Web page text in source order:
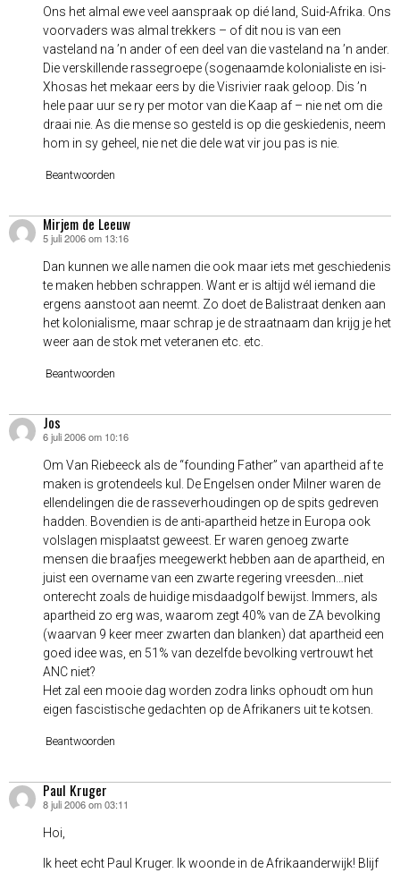
Ons het almal ewe veel aanspraak op dié land, Suid-Afrika. Ons
voorvaders was almal trekkers – of dit nou is van een
vasteland na ’n ander of een deel van die vasteland na ’n ander.
Die verskillende rassegroepe (sogenaamde kolonialiste en isi-
Xhosas het mekaar eers by die Visrivier raak geloop. Dis ’n
hele paar uur se ry per motor van die Kaap af – nie net om die
draai nie. As die mense so gesteld is op die geskiedenis, neem
hom in sy geheel, nie net die dele wat vir jou pas is nie.
Beantwoorden
Mirjem de Leeuw
schreef:
5 juli 2006 om 13:16
Dan kunnen we alle namen die ook maar iets met geschiedenis
te maken hebben schrappen. Want er is altijd wél iemand die
ergens aanstoot aan neemt. Zo doet de Balistraat denken aan
het kolonialisme, maar schrap je de straatnaam dan krijg je het
weer aan de stok met veteranen etc. etc.
Beantwoorden
Jos
schreef:
6 juli 2006 om 10:16
Om Van Riebeeck als de “founding Father” van apartheid af te
maken is grotendeels kul. De Engelsen onder Milner waren de
ellendelingen die de rasseverhoudingen op de spits gedreven
hadden. Bovendien is de anti-apartheid hetze in Europa ook
volslagen misplaatst geweest. Er waren genoeg zwarte
mensen die braafjes meegewerkt hebben aan de apartheid, en
juist een overname van een zwarte regering vreesden…niet
onterecht zoals de huidige misdaadgolf bewijst. Immers, als
apartheid zo erg was, waarom zegt 40% van de ZA bevolking
(waarvan 9 keer meer zwarten dan blanken) dat apartheid een
goed idee was, en 51% van dezelfde bevolking vertrouwt het
ANC niet?
Het zal een mooie dag worden zodra links ophoudt om hun
eigen fascistische gedachten op de Afrikaners uit te kotsen.
Beantwoorden
Paul Kruger
schreef:
8 juli 2006 om 03:11
Hoi,
Ik heet echt Paul Kruger. Ik woonde in de Afrikaanderwijk! Blijf